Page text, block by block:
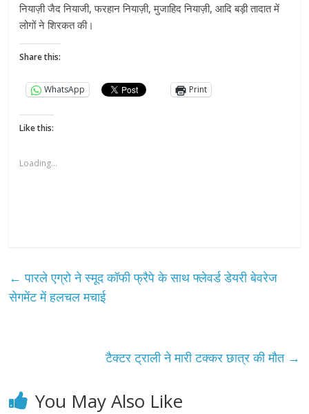
नियाज़ी जैद नियाजी, फरहान नियाज़ी, मुजाहिद नियाज़ी, आदि बड़ी तादात में
लोगों ने शिरकत की।
Share this:
WhatsApp Print
Like this:
Loading...
← पारले एग्रो ने स्‍मूद कॉफी फ्रैपे के साथ फ्लेवर्ड डेयरी बेवरेज
सेगमेंट में हलचल मचाई
टैक्टर ट्राली ने मारी टक्कर छात्र की मौत →
You May Also Like